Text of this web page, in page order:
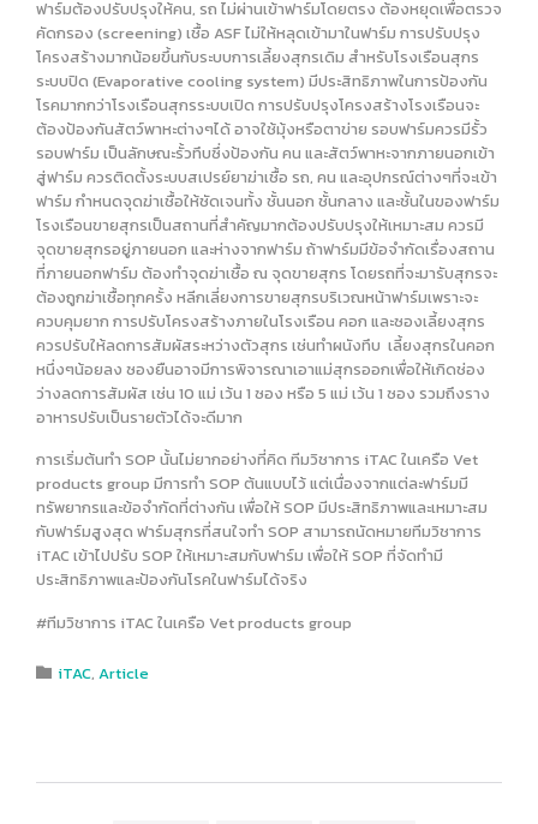
ฟาร์มต้องปรับปรุงให้คน, รถ ไม่ผ่านเข้าฟาร์มโดยตรง ต้องหยุดเพื่อตรวจ
คัดกรอง (screening) เชื้อ ASF ไม่ให้หลุดเข้ามาในฟาร์ม การปรับปรุง
โครงสร้างมากน้อยขึ้นกับระบบการเลี้ยงสุกรเดิม สำหรับโรงเรือนสุกร
ระบบปิด (Evaporative cooling system) มีประสิทธิภาพในการป้องกัน
โรคมากกว่าโรงเรือนสุกรระบบเปิด การปรับปรุงโครงสร้างโรงเรือนจะ
ต้องป้องกันสัตว์พาหะต่างๆได้ อาจใช้มุ้งหรือตาข่าย รอบฟาร์มควรมีรั้ว
รอบฟาร์ม เป็นลักษณะรั้วทึบซึ่งป้องกัน คน และสัตว์พาหะจากภายนอกเข้า
สู่ฟาร์ม ควรติดตั้งระบบสเปรย์ยาฆ่าเชื้อ รถ, คน และอุปกรณ์ต่างๆที่จะเข้า
ฟาร์ม กำหนดจุดฆ่าเชื้อให้ชัดเจนทั้ง ชั้นนอก ชั้นกลาง และชั้นในของฟาร์ม
โรงเรือนขายสุกรเป็นสถานที่สำคัญมากต้องปรับปรุงให้เหมาะสม ควรมี
จุดขายสุกรอยู่ภายนอก และห่างจากฟาร์ม ถ้าฟาร์มมีข้อจำกัดเรื่องสถาน
ที่ภายนอกฟาร์ม ต้องทำจุดฆ่าเชื้อ ณ จุดขายสุกร โดยรถที่จะมารับสุกรจะ
ต้องถูกฆ่าเชื้อทุกครั้ง หลีกเลี่ยงการขายสุกรบริเวณหน้าฟาร์มเพราะจะ
ควบคุมยาก การปรับโครงสร้างภายในโรงเรือน คอก และซองเลี้ยงสุกร
ควรปรับให้ลดการสัมผัสระหว่างตัวสุกร เช่นทำผนังทึบ เลี้ยงสุกรในคอก
หนึ่งๆน้อยลง ซองยืนอาจมีการพิจารณาเอาแม่สุกรออกเพื่อให้เกิดช่อง
ว่างลดการสัมผัส เช่น 10 แม่ เว้น 1 ซอง หรือ 5 แม่ เว้น 1 ซอง รวมถึงราง
อาหารปรับเป็นรายตัวได้จะดีมาก
การเริ่มต้นทำ SOP นั้นไม่ยากอย่างที่คิด ทีมวิชาการ iTAC ในเครือ Vet
products group มีการทำ SOP ต้นแบบไว้ แต่เนื่องจากแต่ละฟาร์มมี
ทรัพยากรและข้อจำกัดที่ต่างกัน เพื่อให้ SOP มีประสิทธิภาพและเหมาะสม
กับฟาร์มสูงสุด ฟาร์มสุกรที่สนใจทำ SOP สามารถนัดหมายทีมวิชาการ
iTAC เข้าไปปรับ SOP ให้เหมาะสมกับฟาร์ม เพื่อให้ SOP ที่จัดทำมี
ประสิทธิภาพและป้องกันโรคในฟาร์มได้จริง
#ทีมวิชาการ iTAC ในเครือ Vet products group
 Category
iTAC, Article